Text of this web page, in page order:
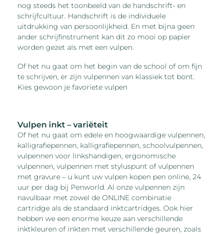
nog steeds het toonbeeld van de handschrift- en
schrijfcultuur. Handschrift is de individuele
uitdrukking van persoonlijkheid. En met bijna geen
ander schrijfinstrument kan dit zo mooi op papier
worden gezet als met een vulpen.
Of het nu gaat om het begin van de school of om fijn
te schrijven, er zijn vulpennen van klassiek tot bont.
Kies gewoon je favoriete vulpen
Vulpen inkt – variëteit
Of het nu gaat om edele en hoogwaardige vulpennen,
kalligrafiepennen, kalligrafiepennen, schoolvulpennen,
vulpennen voor linkshandigen, ergonomische
vulpennen, vulpennen met styluspunt of vulpennen
met gravure – u kunt uw vulpen kopen pen online, 24
uur per dag bij Penworld. Al onze vulpennen zijn
navulbaar met zowel de ONLINE combinatie
cartridge als de standaard inktcartridges. Ook hier
hebben we een enorme keuze aan verschillende
inktkleuren of inkten met verschillende geuren, zoals